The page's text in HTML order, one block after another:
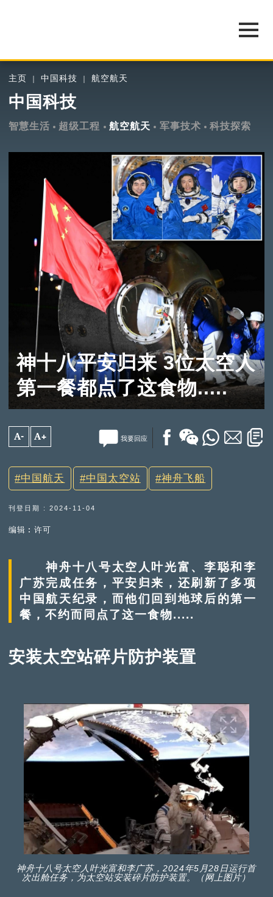
主页 中国科技 航空航天
中国科技
智慧生活 超级工程 航空航天 军事技术 科技探索
神十八平安归来 3位太空人
第一餐都点了这食物.....
A- A+ 我要回应
中国航天 中国太空站 神舟飞船
刊登日期 : 2024-11-04
编辑︰许可
神舟十八号太空人叶光富、李聪和李
广苏完成任务，平安归来，还刷新了多项
中国航天纪录，而他们回到地球后的第一
餐，不约而同点了这一食物.....
安装太空站碎片防护装置
神舟十八号太空人叶光富和李广苏，2024年5月28日运行首
次出舱任务，为太空站安装碎片防护装置。（网上图片）